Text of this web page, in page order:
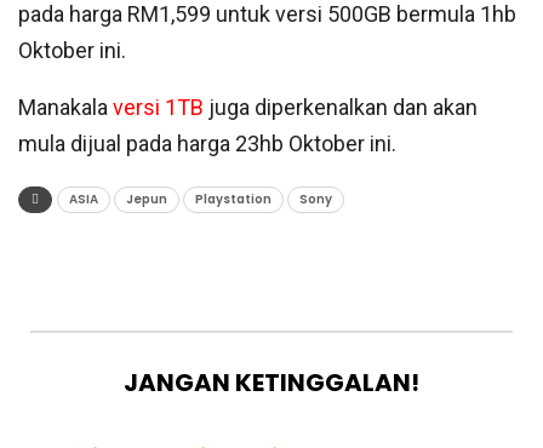
pada harga RM1,599 untuk versi 500GB bermula 1hb
Oktober ini.
Manakala versi 1TB juga diperkenalkan dan akan
mula dijual pada harga 23hb Oktober ini.
ASIA Jepun Playstation Sony
JANGAN KETINGGALAN!